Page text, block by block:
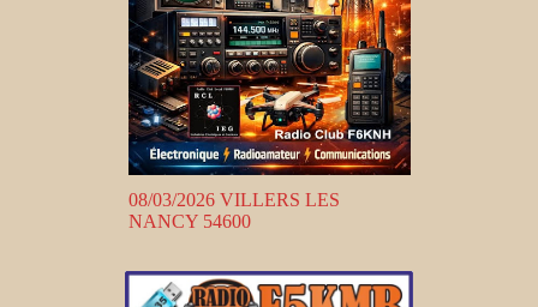
08/03/2026 VILLERS LES
NANCY 54600